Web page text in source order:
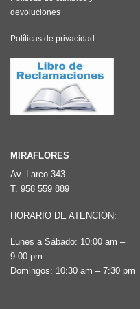
elegir
en
la
página
de
devoluciones
Políticas de privacidad
MIRAFLORES
Av. Larco 343
T. 958 559 889
HORARIO DE ATENCIÓN:
Lunes a Sábado: 10:00 am –
9:00 pm
Domingos: 10:30 am – 7:30 pm